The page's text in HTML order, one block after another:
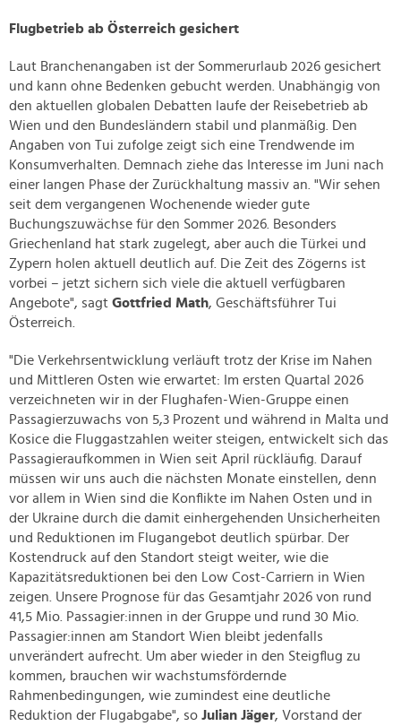
Flugbetrieb ab Österreich gesichert
Laut Branchenangaben ist der Sommerurlaub 2026 gesichert
und kann ohne Bedenken gebucht werden. Unabhängig von
den aktuellen globalen Debatten laufe der Reisebetrieb ab
Wien und den Bundesländern stabil und planmäßig. Den
Angaben von Tui zufolge zeigt sich eine Trendwende im
Konsumverhalten. Demnach ziehe das Interesse im Juni nach
einer langen Phase der Zurückhaltung massiv an. "Wir sehen
seit dem vergangenen Wochenende wieder gute
Buchungszuwächse für den Sommer 2026. Besonders
Griechenland hat stark zugelegt, aber auch die Türkei und
Zypern holen aktuell deutlich auf. Die Zeit des Zögerns ist
vorbei – jetzt sichern sich viele die aktuell verfügbaren
Angebote", sagt Gottfried Math, Geschäftsführer Tui
Österreich.
"Die Verkehrsentwicklung verläuft trotz der Krise im Nahen
und Mittleren Osten wie erwartet: Im ersten Quartal 2026
verzeichneten wir in der Flughafen-Wien-Gruppe einen
Passagierzuwachs von 5,3 Prozent und während in Malta und
Kosice die Fluggastzahlen weiter steigen, entwickelt sich das
Passagieraufkommen in Wien seit April rückläufig. Darauf
müssen wir uns auch die nächsten Monate einstellen, denn
vor allem in Wien sind die Konflikte im Nahen Osten und in
der Ukraine durch die damit einhergehenden Unsicherheiten
und Reduktionen im Flugangebot deutlich spürbar. Der
Kostendruck auf den Standort steigt weiter, wie die
Kapazitätsreduktionen bei den Low Cost-Carriern in Wien
zeigen. Unsere Prognose für das Gesamtjahr 2026 von rund
41,5 Mio. Passagier:innen in der Gruppe und rund 30 Mio.
Passagier:innen am Standort Wien bleibt jedenfalls
unverändert aufrecht. Um aber wieder in den Steigflug zu
kommen, brauchen wir wachstumsfördernde
Rahmenbedingungen, wie zumindest eine deutliche
Reduktion der Flugabgabe", so Julian Jäger, Vorstand der